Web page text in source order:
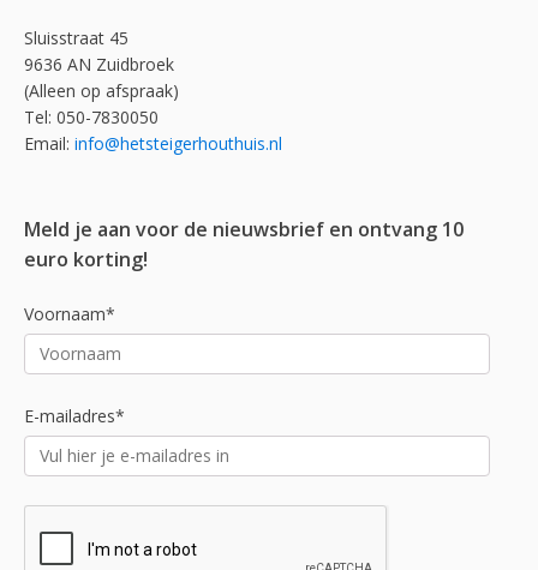
Sluisstraat 45
9636 AN Zuidbroek
(Alleen op afspraak)
Tel: 050-7830050
Email: info@hetsteigerhouthuis.nl
Meld je aan voor de nieuwsbrief en ontvang 10
euro korting!
Voornaam*
E-mailadres*